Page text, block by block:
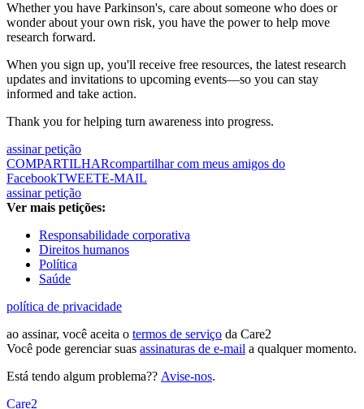
Whether you have Parkinson's, care about someone who does or
wonder about your own risk, you have the power to help move
research forward.
When you sign up, you'll receive free resources, the latest research
updates and invitations to upcoming events—so you can stay
informed and take action.
Thank you for helping turn awareness into progress.
assinar petição
COMPARTILHARcompartilhar com meus amigos do
FacebookTWEETE-MAIL
assinar petição
Ver mais petições:
Responsabilidade corporativa
Direitos humanos
Política
Saúde
política de privacidade
ao assinar, você aceita o termos de serviço da Care2
Você pode gerenciar suas assinaturas de e-mail a qualquer momento.
Está tendo algum problema?? Avise-nos.
Care2